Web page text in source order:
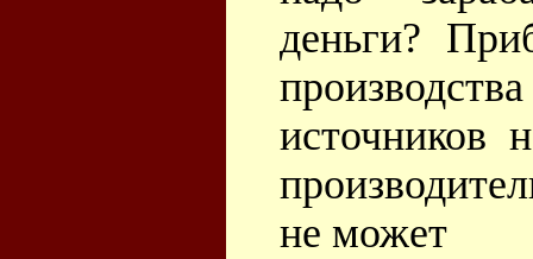
деньги?
источников
не может